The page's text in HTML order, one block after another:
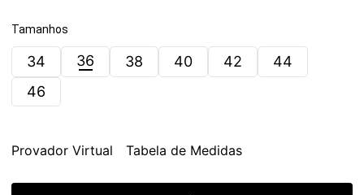
Tamanhos
34 36 38 40 42
44
46
Provador Virtual Tabela de Medidas